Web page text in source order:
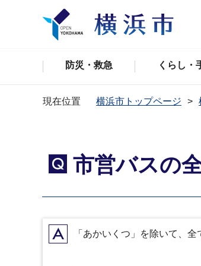
防災・救急 くらし・
現在位置 横浜市トップページ
Q 市営バスの
A 「あかいくつ」を除いて、